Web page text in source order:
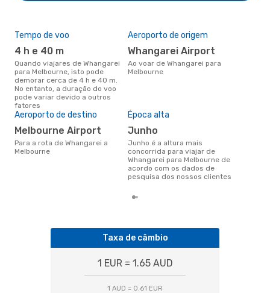
Tempo de voo
4 h e 40 m
Quando viajares de Whangarei
para Melbourne, isto pode
demorar cerca de 4 h e 40 m.
No entanto, a duração do voo
pode variar devido a outros
fatores
Aeroporto de origem
Whangarei Airport
Ao voar de Whangarei para
Melbourne
Aeroporto de destino
Melbourne Airport
Para a rota de Whangarei a
Melbourne
Época alta
junho
junho é a altura mais
concorrida para viajar de
Whangarei para Melbourne de
acordo com os dados de
pesquisa dos nossos clientes
Taxa de câmbio
1 EUR = 1.65 AUD
1 AUD = 0.61 EUR